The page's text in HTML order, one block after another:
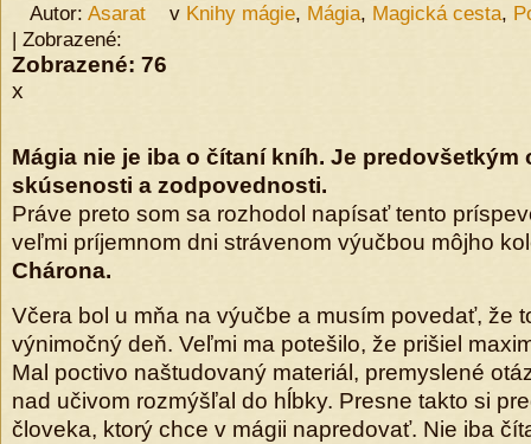
Autor: Asarat v Knihy mágie, Mágia, Magická cesta,
| Zobrazené:
Zobrazené: 76
x
Mágia nie je iba o čítaní kníh. Je predovšetkým
skúsenosti a zodpovednosti.
Práve preto som sa rozhodol napísať tento
veľmi príjemnom dni strávenom výučbou môjho
Chárona.
Včera bol u mňa na výučbe a musím povedať, že
výnimočný deň. Veľmi ma potešilo, že prišiel
Mal poctivo naštudovaný materiál, premyslené
nad učivom rozmýšľal do hĺbky. Presne takto si
človeka, ktorý chce v mágii napredovať. Nie iba